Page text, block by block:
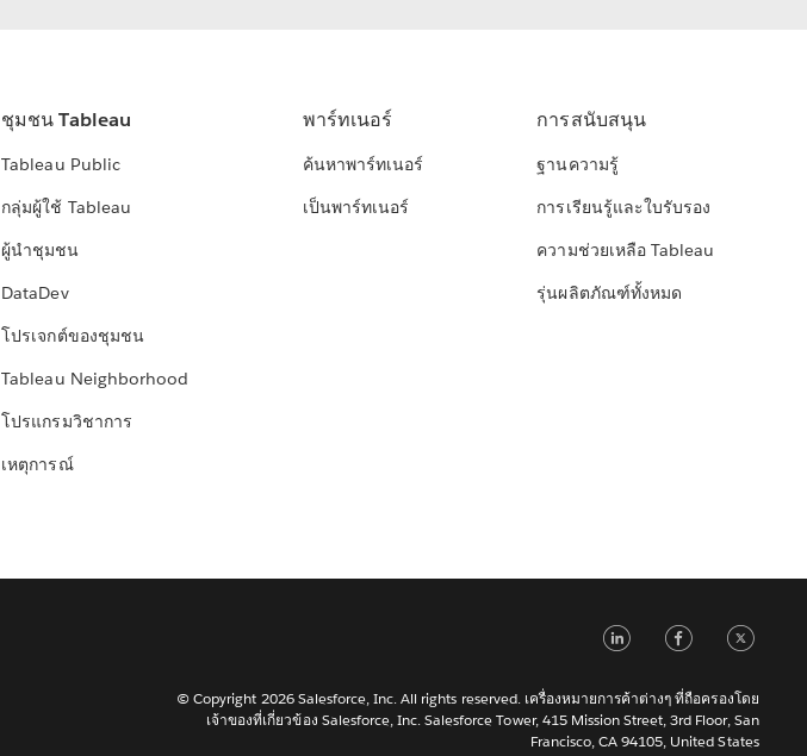
ชุมชน Tableau
Tableau Public
กลุ่มผู้ใช้ Tableau
ผู้นำชุมชน
DataDev
โปรเจกต์ของชุมชน
Tableau Neighborhood
โปรแกรมวิชาการ
เหตุการณ์
พาร์ทเนอร์
ค้นหาพาร์ทเนอร์
เป็นพาร์ทเนอร์
การสนับสนุน
ฐานความรู้
การเรียนรู้และใบรับรอง
ความช่วยเหลือ Tableau
รุ่นผลิตภัณฑ์ทั้งหมด
LinkedIn
© Copyright 2026 Salesforce, Inc. All rights reserved. เครื่องหมายการค้าต่างๆ ที่ถือครองโดย
เจ้าของที่เกี่ยวข้อง Salesforce, Inc. Salesforce Tower, 415 Mission Street, 3rd Floor, San
Francisco, CA 94105, United States